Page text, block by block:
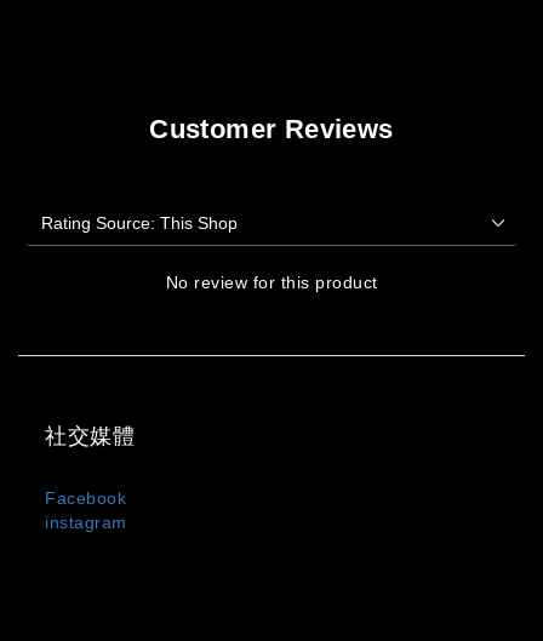
Customer Reviews
No review for this product
社交媒體
Facebook
instagram